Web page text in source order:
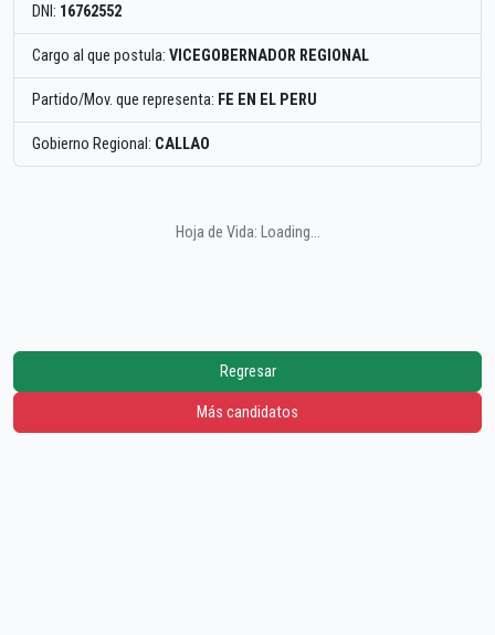
DNI: 16762552
Cargo al que postula: VICEGOBERNADOR REGIONAL
Partido/Mov. que representa: FE EN EL PERU
Gobierno Regional: CALLAO
Hoja de Vida: Loading...
Regresar
Más candidatos